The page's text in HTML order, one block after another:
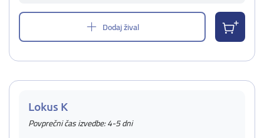
Dodaj žival
Lokus K
Povprečni čas izvedbe: 4-5 dni